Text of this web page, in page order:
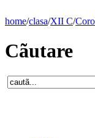
home/clasa/XII C/
Cãutare